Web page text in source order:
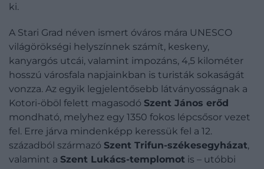
ki.
A Stari Grad néven ismert óváros mára UNESCO
világörökségi helyszínnek számít, keskeny,
kanyargós utcái, valamint impozáns, 4,5 kilométer
hosszú városfala napjainkban is turisták sokaságát
vonzza. Az egyik legjelentősebb látványosságnak a
Kotori-öböl felett magasodó Szent János erőd
mondható, melyhez egy 1350 fokos lépcsősor vezet
fel. Erre járva mindenképp keressük fel a 12.
századból származó Szent Trifun-székesegyházat,
valamint a Szent Lukács-templomot is – utóbbi